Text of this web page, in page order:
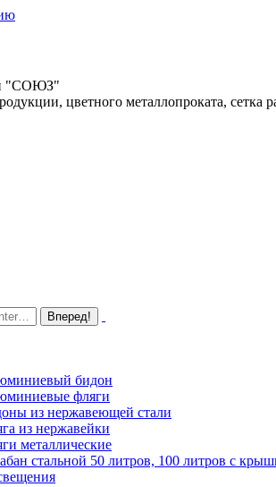
"СОЮЗ"
цветного металлопроката, сетка
бидон
фляги
из нержавеющей стали
из нержавейки
металлические
стальной 50 литров, 100 литров с